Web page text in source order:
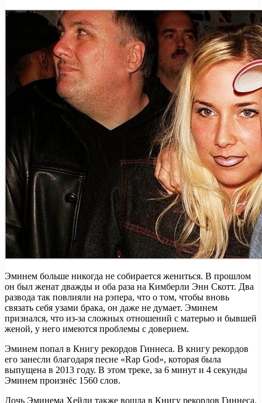
Эминем больше никогда не собирается жениться. В прошлом
он был женат дважды и оба раза на Кимберли Энн Скотт. Два
развода так повлияли на рэпера, что о том, чтобы вновь
связать себя узами брака, он даже не думает. Эминем
признался, что из-за сложных отношений с матерью и бывшей
женой, у него имеются проблемы с доверием.
Эминем попал в Книгу рекордов Гиннеса. В книгу рекордов
его занесли благодаря песне «Rap God», которая была
выпущена в 2013 году. В этом треке, за 6 минут и 4 секунды
Эминем произнёс 1560 слов.
Дочь Эминема Хейли также вошла в Книгу рекордов Гиннеса.